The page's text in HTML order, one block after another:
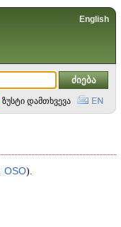
English
ზუსტი დამთხვევა
OSO).